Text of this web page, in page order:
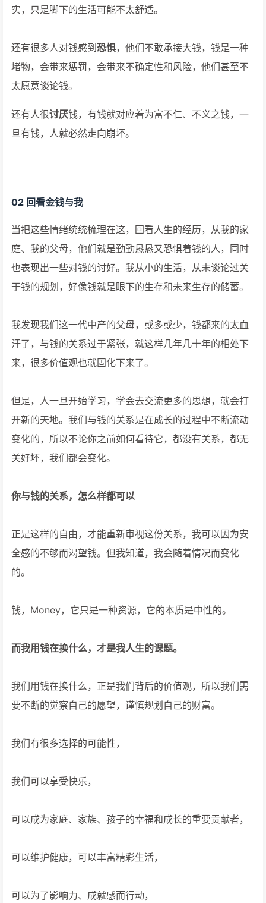
实，只是脚下的生活可能不太舒适。
还有很多人对钱感到 恐惧，他们不敢承接大钱，钱是一种
堵物，会带来惩罚，会带来不确定性和风险，他们甚至不
太愿意谈论钱。
还有人很讨厌钱，有钱就对应着为富不仁、不义之钱，一
旦有钱，人就必然走向崩坏。
02 回看金钱与我
当把这些情绪统统梳理在这，回看人生的经历，从我的家
庭、我的父母，他们就是勤勤恳恳又恐惧着钱的人，同时
也表现出一些对钱的讨好。我从小的生活，从未谈论过关
于钱的规划，好像钱就是眼下的生存和未来生存的储蓄。
我发现我们这一代中产的父母，或多或少，钱都来的太血
汗了，与钱的关系过于紧张，就这样几年几十年的相处下
来，很多价值观也就固化下来了。
但是，人一旦开始学习，学会去交流更多的思想，就会打
开新的天地。我们与钱的关系是在成长的过程中不断流动
变化的，所以不论你之前如何看待它，都没有关系，都无
关好坏，我们都会变化。
你与钱的关系，怎么样都可以
正是这样的自由，才能重新审视这份关系，我可以因为安
全感的不够而渴望钱。但我知道，我会随着情况而变化
的。
钱，Money，它只是一种资源，它的本质是中性的。
而我用钱在换什么，才是我人生的课题。
我们用钱在换什么，正是我们背后的价值观，所以我们需
要不断的觉察自己的愿望，谨慎规划自己的财富。
我们有很多选择的可能性，
我们可以享受快乐，
可以成为家庭、家族、孩子的幸福和成长的重要贡献者，
可以维护健康，可以丰富精彩生活，
可以为了影响力、成就感而行动，